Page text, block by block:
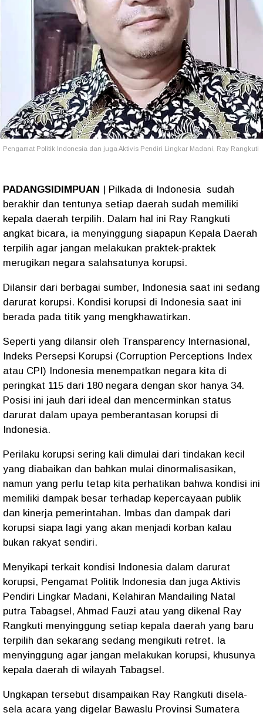
Pengamat Politik Indonesia dan juga Aktivis Pendiri Lingkar Madani, Ray Rangkuti
PADANGSIDIMPUAN | Pilkada di Indonesia sudah
berakhir dan tentunya setiap daerah sudah memiliki
kepala daerah terpilih. Dalam hal ini Ray Rangkuti
angkat bicara, ia menyinggung siapapun Kepala Daerah
terpilih agar jangan melakukan praktek-praktek
merugikan negara salahsatunya korupsi.
Dilansir dari berbagai sumber, Indonesia saat ini sedang
darurat korupsi. Kondisi korupsi di Indonesia saat ini
berada pada titik yang mengkhawatirkan.
Seperti yang dilansir oleh Transparency Internasional,
Indeks Persepsi Korupsi (Corruption Perceptions Index
atau CPI) Indonesia menempatkan negara kita di
peringkat 115 dari 180 negara dengan skor hanya 34.
Posisi ini jauh dari ideal dan mencerminkan status
darurat dalam upaya pemberantasan korupsi di
Indonesia.
Perilaku korupsi sering kali dimulai dari tindakan kecil
yang diabaikan dan bahkan mulai dinormalisasikan,
namun yang perlu tetap kita perhatikan bahwa kondisi ini
memiliki dampak besar terhadap kepercayaan publik
dan kinerja pemerintahan. Imbas dan dampak dari
korupsi siapa lagi yang akan menjadi korban kalau
bukan rakyat sendiri.
Menyikapi terkait kondisi Indonesia dalam darurat
korupsi, Pengamat Politik Indonesia dan juga Aktivis
Pendiri Lingkar Madani, Kelahiran Mandailing Natal
putra Tabagsel, Ahmad Fauzi atau yang dikenal Ray
Rangkuti menyinggung setiap kepala daerah yang baru
terpilih dan sekarang sedang mengikuti retret. Ia
menyinggung agar jangan melakukan korupsi, khusunya
kepala daerah di wilayah Tabagsel.
Ungkapan tersebut disampaikan Ray Rangkuti disela-
sela acara yang digelar Bawaslu Provinsi Sumatera